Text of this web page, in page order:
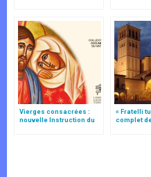
Vierges consacrées :
nouvelle Instruction du
« Fratelli
complet